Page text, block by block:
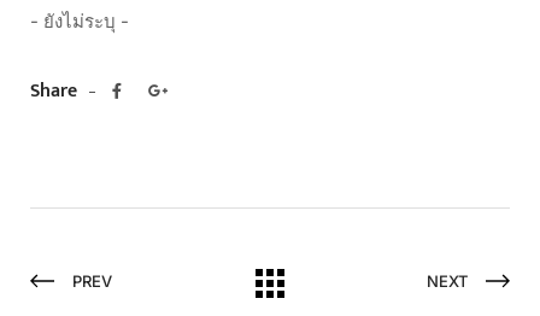
- ยังไม่ระบุ -
Share
PREV NEXT